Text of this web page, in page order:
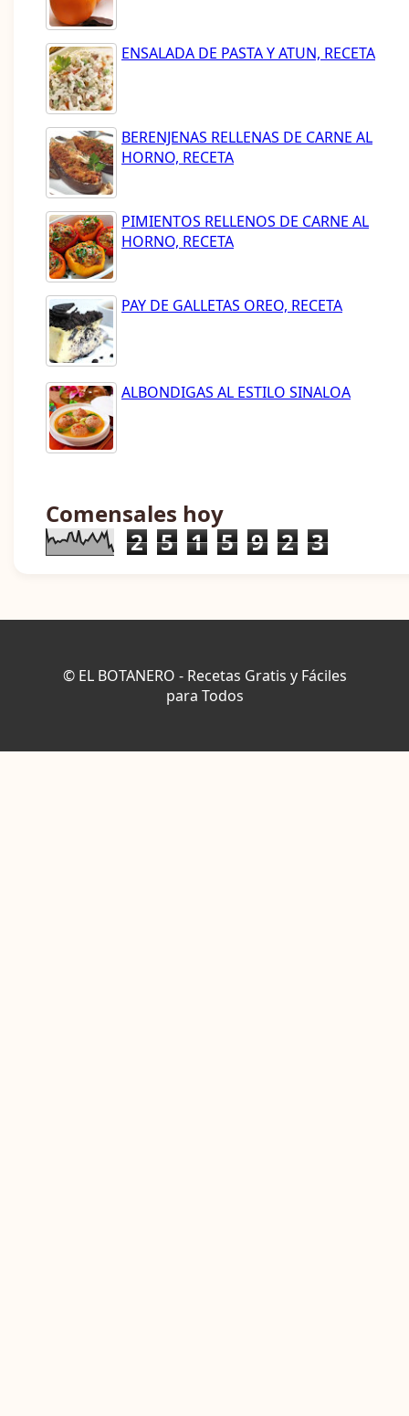
ENSALADA DE PASTA Y ATUN, RECETA
BERENJENAS RELLENAS DE CARNE AL
HORNO, RECETA
PIMIENTOS RELLENOS DE CARNE AL
HORNO, RECETA
PAY DE GALLETAS OREO, RECETA
ALBONDIGAS AL ESTILO SINALOA
Comensales hoy
2 5 1 5 9 2 3
© EL BOTANERO - Recetas Gratis y Fáciles
para Todos